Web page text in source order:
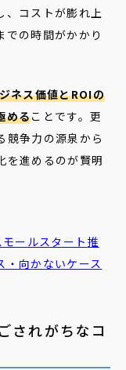
、コストが膨れ上
での時間がかかり
ネス価値とROIの
めることです。更
競争力の源泉から
を進めるのが賢明
モールスタート 推
・向かないケース
されがちなコ